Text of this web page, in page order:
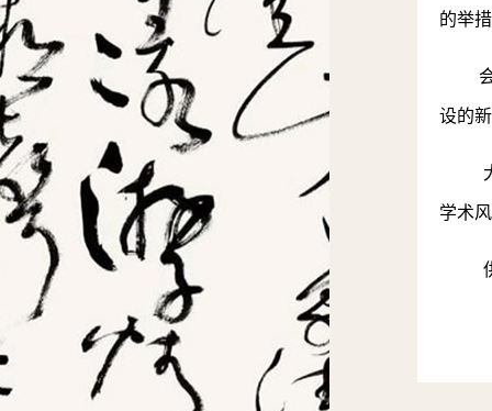
的举
设的
学术